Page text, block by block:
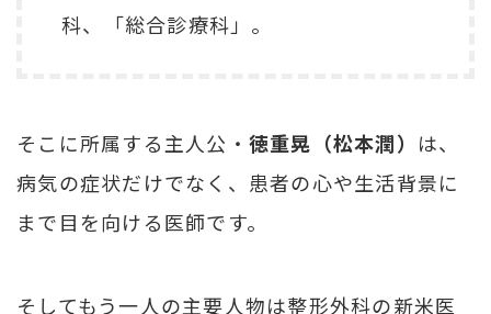
科、「総合診療科」。
そこに所属する主人公・ 徳重晃（松本潤） は、
病気の症状だけでなく、患者の心や生活背景に
まで目を向ける医師です。
そしてもう一人の主要人物は整形外科の新米医